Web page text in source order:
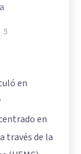
5
en
en
través de la